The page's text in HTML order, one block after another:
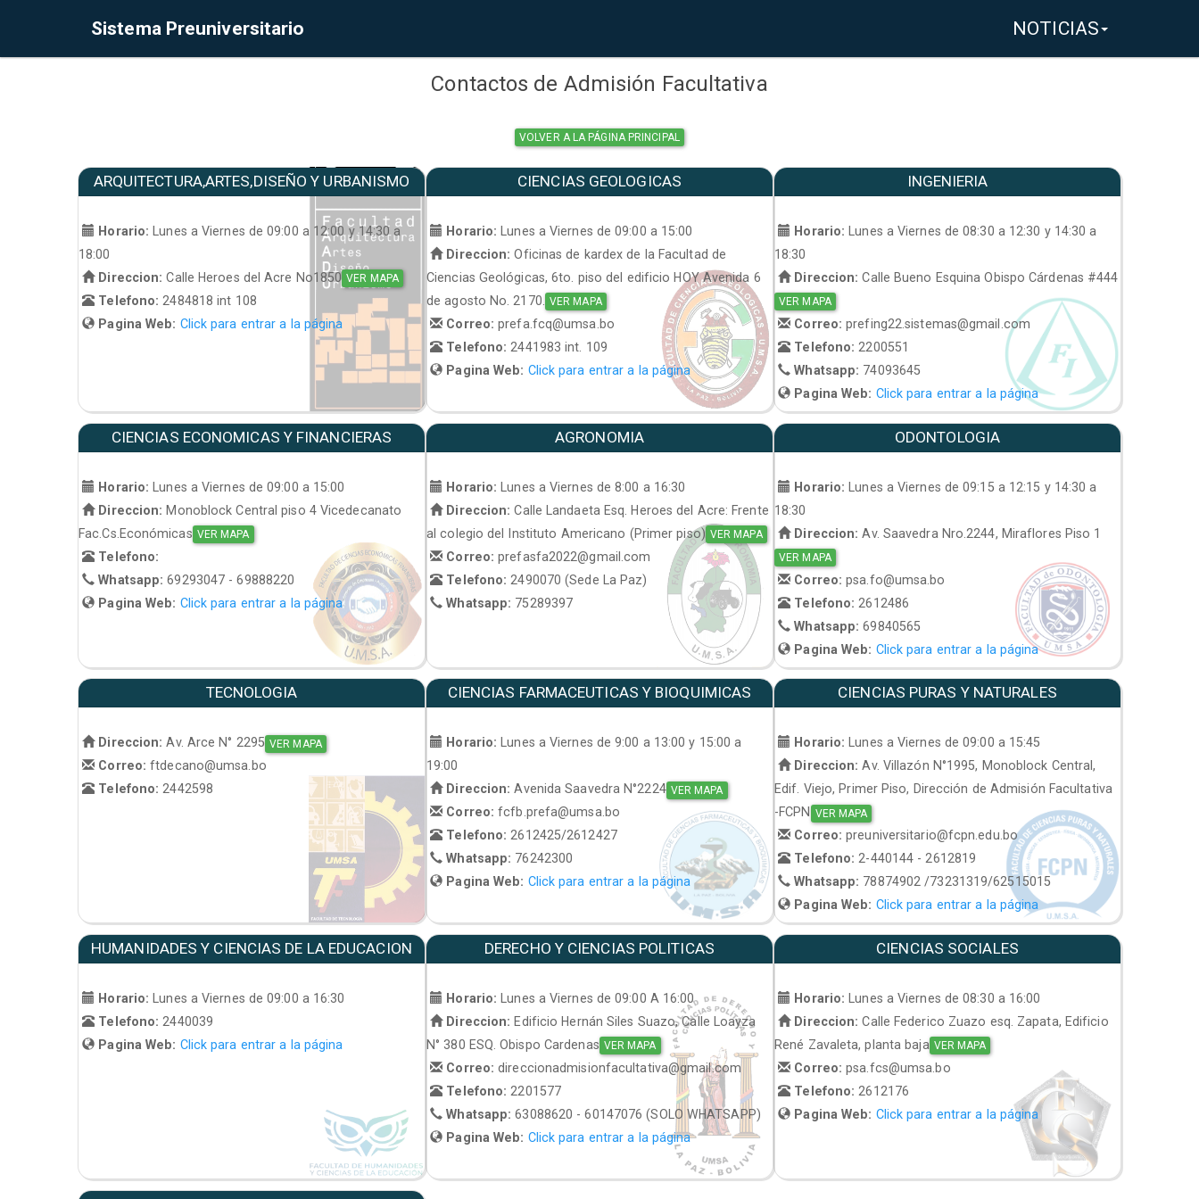
Sistema Preuniversitario NOTICIAS
Contactos de Admisión Facultativa
VOLVER A LA PÁGINA PRINCIPAL
ARQUITECTURA,ARTES,DISEÑO Y URBANISMO
Horario:
Lunes a Viernes de 09:00 a 12:00 y 14:30 a
18:00
Direccion: Calle Heroes del Acre No1850 VER MAPA
Telefono: 2484818 int 108
Pagina Web: Click para entrar a la página
CIENCIAS GEOLOGICAS
Horario:
Lunes a Viernes de 09:00 a 15:00
Direccion: Oficinas de kardex de la Facultad de
Ciencias Geológicas, 6to. piso del edificio HOY Avenida 6
de agosto No. 2170.
VER MAPA
Correo:prefa.fcq@umsa.bo
Telefono: 2441983 int. 109
Pagina Web: Click para entrar a la página
INGENIERIA
Horario:
Lunes a Viernes de 08:30 a 12:30 y 14:30 a
18:30
Direccion: Calle Bueno Esquina Obispo Cárdenas #444
VER MAPA
Correo:prefing22.sistemas@gmail.com
Telefono: 2200551
Whatsapp: 74093645
Pagina Web: Click para entrar a la página
CIENCIAS ECONOMICAS Y FINANCIERAS
Horario:
Lunes a Viernes de 09:00 a 15:00
Direccion: Monoblock Central piso 4 Vicedecanato
Fac.Cs.Económicas VER MAPA
Telefono:
Whatsapp:69293047 - 69888220
Pagina Web: Click para entrar a la página
AGRONOMIA
Horario:
Lunes a Viernes de 8:00 a 16:30
Direccion: Calle Landaeta Esq. Heroes del Acre: Frente
al colegio del Instituto Americano (Primer piso) VER MAPA
Correo:prefasfa2022@gmail.com
Telefono: 2490070 (Sede La Paz)
Whatsapp: 75289397
ODONTOLOGIA
Horario:
Lunes a Viernes de 09:15 a 12:15 y 14:30 a
18:30
Direccion: Av. Saavedra Nro.2244, Miraflores Piso 1
VER MAPA
Correo:psa.fo@umsa.bo
Telefono: 2612486
Whatsapp:69840565
Pagina Web: Click para entrar a la página
TECNOLOGIA
Direccion: Av. Arce N° 2295 VER MAPA
Correo:ftdecano@umsa.bo
Telefono:2442598
CIENCIAS FARMACEUTICAS Y BIOQUIMICAS
Horario: Lunes a Viernes de 9:00 a 13:00 y 15:00 a
19:00
Direccion: Avenida Saavedra N°2224 VER MAPA
Correo:fcfb.prefa@umsa.bo
Telefono:2612425/2612427
Whatsapp: 76242300
Pagina Web: Click para entrar a la página
CIENCIAS PURAS Y NATURALES
Horario: Lunes a Viernes de 09:00 a 15:45
Direccion: Av. Villazón N°1995, Monoblock Central,
Edif. Viejo, Primer Piso, Dirección de Admisión Facultativa
-FCPN VER MAPA
Correo:preuniversitario@fcpn.edu.bo
Telefono:2-440144 - 2612819
Whatsapp: 78874902 /73231319/62515015
Pagina Web: Click para entrar a la página
HUMANIDADES Y CIENCIAS DE LA EDUCACION
Horario:
Lunes a Viernes de 09:00 a 16:30
Telefono: 2440039
Pagina Web: Click para entrar a la página
DERECHO Y CIENCIAS POLITICAS
Horario:
Lunes a Viernes de 09:00 A 16:00
Direccion: Edificio Hernán Siles Suazo, Calle Loayza
N° 380 ESQ. Obispo Cardenas VER MAPA
Correo:direccionadmisionfacultativa@gmail.com
Telefono: 2201577
Whatsapp:63088620 - 60147076 (SOLO WHATSAPP)
Pagina Web: Click para entrar a la página
CIENCIAS SOCIALES
Horario:
Lunes a Viernes de 08:30 a 16:00
Direccion: Calle Federico Zuazo esq. Zapata, Edificio
René Zavaleta, planta baja VER MAPA
Correo:psa.fcs@umsa.bo
Telefono: 2612176
Pagina Web: Click para entrar a la página